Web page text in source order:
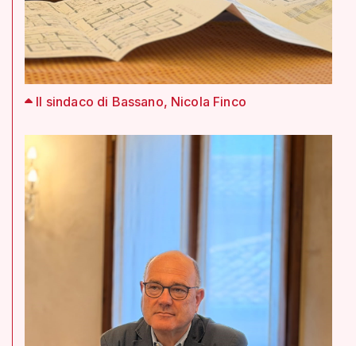
Il sindaco di Bassano, Nicola Finco